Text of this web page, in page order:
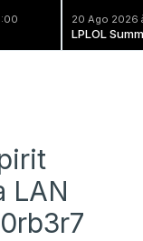
20 Ago 2026
LPLOL
LAN